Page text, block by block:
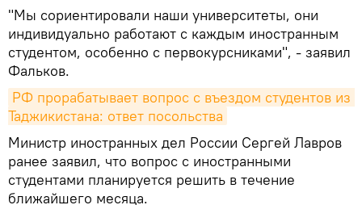
"Мы сориентировали наши университеты, они
индивидуально работают с каждым иностранным
студентом, особенно с первокурсниками", - заявил
Фальков.
РФ прорабатывает вопрос с въездом студентов из
Таджикистана: ответ посольства
Министр иностранных дел России Сергей Лавров
ранее заявил, что вопрос с иностранными
студентами планируется решить в течение
ближайшего месяца.